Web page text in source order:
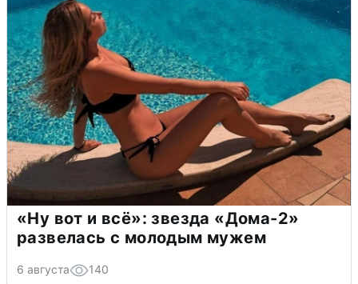
«Ну вот и всё»: звезда «Дома-2»
развелась с молодым мужем
6 августа 140